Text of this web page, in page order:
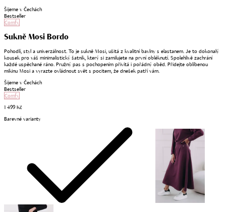
Šijeme v Čechách
Bestseller
Comfy
Sukně Mosi Bordo
Pohodlí, styl a univerzálnost. To je sukně Mosi, ušitá z kvalitní bavlny s elastanem. Je to dokonalý
kousek pro váš minimalistický šatník, který si zamilujete na první obléknutí. Spolehlivě zachrání
každé uspěchané ráno. Pružný pas s pochopením přivítá i pořádný oběd. Přidejte oblíbenou
mikinu Mosi a vyrazte ovládnout svět s pocitem, že dnešek patří vám.
Šijeme v Čechách
Bestseller
Comfy
1 499 Kč
Barevné varianty